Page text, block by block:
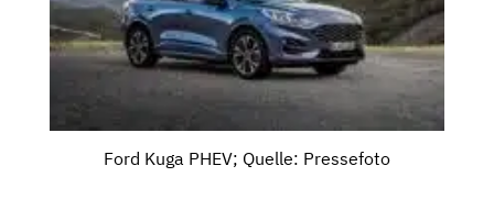
Ford Kuga PHEV; Quelle: Pressefoto